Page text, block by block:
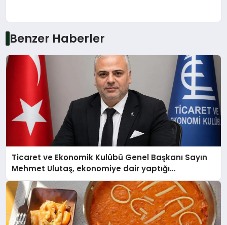
Benzer Haberler
Ticaret ve Ekonomik Kulübü Genel Başkanı Sayın
Mehmet Ulutaş, ekonomiye dair yaptığı
açıklamada şunları kaydetti: